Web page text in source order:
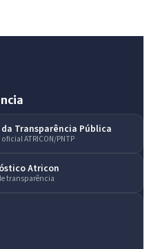
Transparência Pública
ATRICON/PNTP
Atricon
transparência